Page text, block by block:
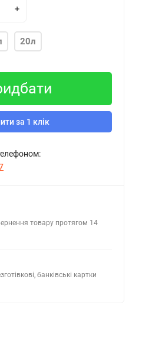
20л
за 1 клік
товару протягом 14
банківські картки